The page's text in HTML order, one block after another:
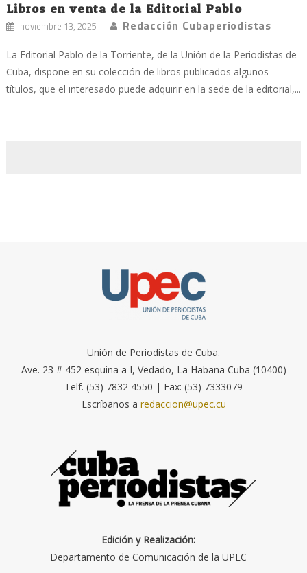
Libros en venta de la Editorial Pablo
noviembre 13, 2025 Redacción Cubaperiodistas
La Editorial Pablo de la Torriente, de la Unión de la Periodistas de
Cuba, dispone en su colección de libros publicados algunos
títulos, que el interesado puede adquirir en la sede de la editorial,...
Unión de Periodistas de Cuba.
Ave. 23 # 452 esquina a I, Vedado, La Habana Cuba (10400)
Telf. (53) 7832 4550 | Fax: (53) 7333079
Escríbanos a redaccion@upec.cu
Edición y Realización:
Departamento de Comunicación de la UPEC